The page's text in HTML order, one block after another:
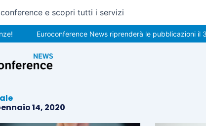
e scopri tutti i servizi
Euroconference News riprenderà le pubblicazioni il 31
14, 2020